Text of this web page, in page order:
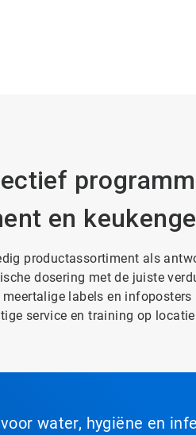
en
productassortiment als
dosering met de juiste
labels en infoposters
service en training op locatie
water, hygiëne en